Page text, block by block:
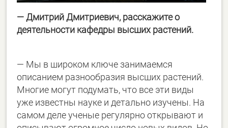
— Дмитрий Дмитриевич, расскажите о
деятельности кафедры высших растений.
— Мы в широком ключе занимаемся
описанием разнообразия высших растений.
Многие могут подумать, что все эти виды
уже известны науке и детально изучены. На
самом деле ученые регулярно открывают и